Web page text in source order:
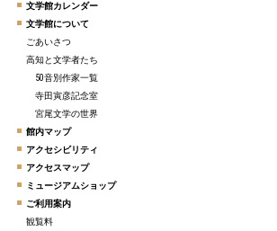
文学館カレンダー
文学館について
ごあいさつ
高知と文学者たち
50音別作家一覧
寺田寅彦記念室
宮尾文学の世界
館内マップ
アクセシビリティ
アクセスマップ
ミュージアムショップ
ご利用案内
観覧料